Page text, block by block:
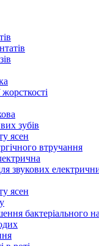
зубів
ясен
втручання
звукових
ясен
бактеріального